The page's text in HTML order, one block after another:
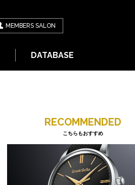
MEMBERS SALON
DATABASE
RECOMMENDED
こちらもおすすめ